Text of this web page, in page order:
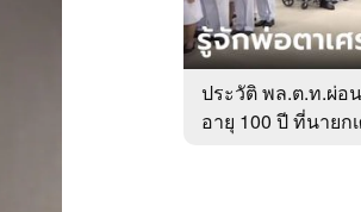
ประวัติ พล.ต.ท.ผ่อ
อายุ 100 ปี ที่นายก